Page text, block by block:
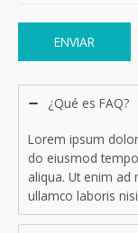
ENVIAR
¿Qué es FAQ?
Lorem ipsum
do eiusmod
aliqua. Ut enim
ullamco laboris